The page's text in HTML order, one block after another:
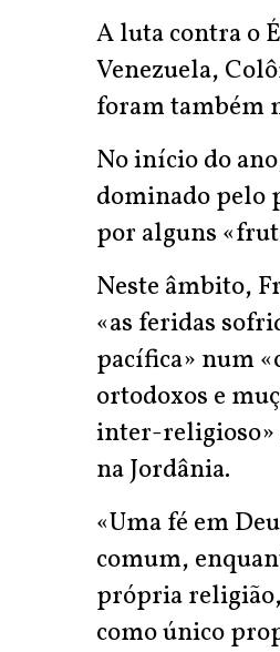
A luta contra o
Venezuela,
foram também
No início do
dominado pelo
por alguns
Neste âmbito,
«as feridas
pacífica» num
ortodoxos e
inter-religioso»
na Jordânia.
«Uma fé em
comum,
própria
como único